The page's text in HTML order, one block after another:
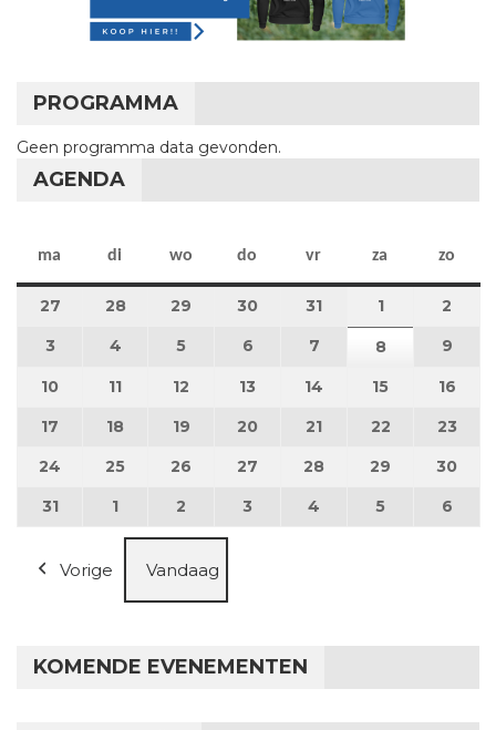
PROGRAMMA
Geen programma data gevonden.
AGENDA
ma maandag
di dinsdag
wo woensdag
do donderdag
vr vrijdag
za zaterdag
zo
27 27 juli 2026
28 28 juli 2026
29 29 juli 2026
30 30 juli 2026
31 31 juli 2026
11 augustus
2
3 3 augustus 2026
4 4 augustus 2026
5 5 augustus 2026
6 6 augustus 2026
7 7 augustus 2026
88 augustus
9
10 10 augustus 2026
11 11 augustus 2026
12 12 augustus 2026
13 13 augustus 2026
14 14 augustus 2026
15 15 16
17 17 augustus 2026
18 18 augustus 2026
19 19 augustus 2026
20 20 augustus 2026
21 21 augustus 2026
22 22 23
24 24 augustus 2026
25 25 augustus 2026
26 26 augustus 2026
27 27 augustus 2026
28 28 augustus 2026
29 29 30
3131 augustus 2026
1 1 september 2026
2 2 september 2026
3 3 september 2026
4 4 september 2026
5 5 6
Vorige Vandaag
KOMENDE EVENEMENTEN